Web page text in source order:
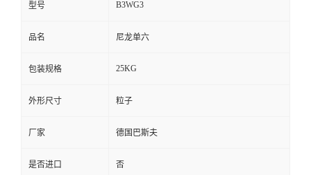
型号 B3WG3
品名 尼龙单六
包装规格 25KG
外形尺寸 粒子
厂家 德国巴斯夫
是否进口 否